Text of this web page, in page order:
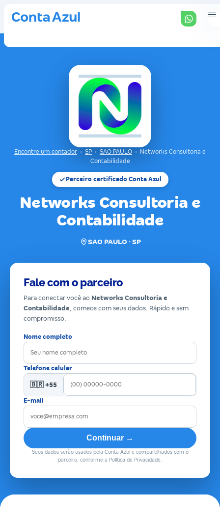
Encontre um contador › SP › SAO PAULO ›
Networks Consultoria e
Contabilidade
Parceiro certificado Conta Azul
Networks Consultoria e
Contabilidade
SAO PAULO · SP
Fale com o parceiro
Para conectar você ao Networks Consultoria e
Contabilidade, comece com seus dados. Rápido e sem
compromisso.
Nome completo
Telefone celular
🇧🇷 +55
E-mail
Continuar →
Seus dados serão usados pela Conta Azul e compartilhados com o
parceiro, conforme a Política de Privacidade.